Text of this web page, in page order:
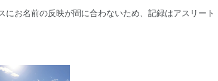
お名前の反映が間に合わないため、記録はアスリート